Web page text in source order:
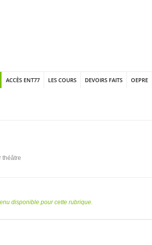
ACCÈS ENT77 LES COURS DEVOIRS FAITS OEPRE
théâtre
disponible pour cette rubrique.